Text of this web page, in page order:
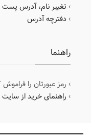
› تغییر نام، آدرس پست
› دفترچه آدرس
راهنما
› رمز عبورتان را فراموش
› راهنمای خرید از سایت